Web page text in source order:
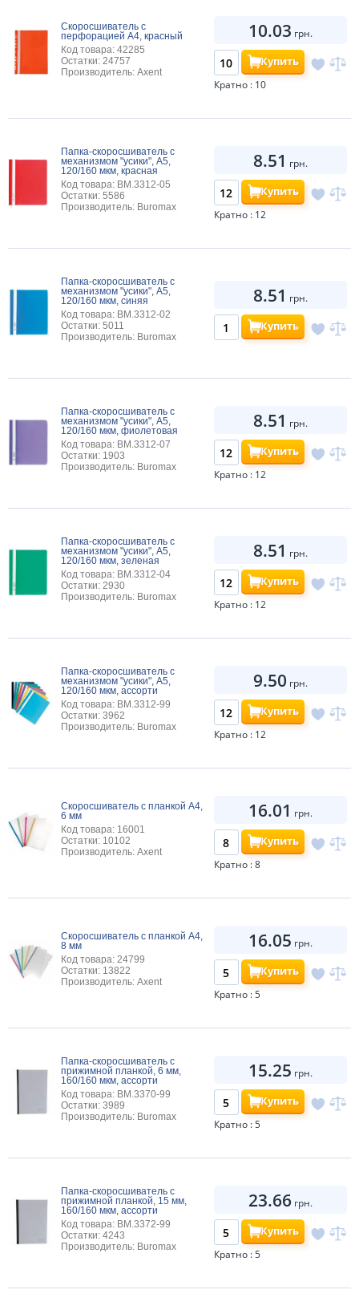
Скоросшиватель с
перфорацией А4, красный
Код товара: 42285
Остатки: 24757
Производитель: Axent
10.03 грн.
Купить
Кратно : 10
Папка-скоросшиватель с
механизмом "усики", А5,
120/160 мкм, красная
Код товара: BM.3312-05
Остатки: 5586
Производитель: Buromax
8.51 грн.
Купить
Кратно : 12
Папка-скоросшиватель с
механизмом "усики", А5,
120/160 мкм, синяя
Код товара: BM.3312-02
Остатки: 5011
Производитель: Buromax
8.51 грн.
Купить
Папка-скоросшиватель с
механизмом "усики", А5,
120/160 мкм, фиолетовая
Код товара: BM.3312-07
Остатки: 1903
Производитель: Buromax
8.51 грн.
Купить
Кратно : 12
Папка-скоросшиватель с
механизмом "усики", А5,
120/160 мкм, зеленая
Код товара: BM.3312-04
Остатки: 2930
Производитель: Buromax
8.51 грн.
Купить
Кратно : 12
Папка-скоросшиватель с
механизмом "усики", А5,
120/160 мкм, ассорти
Код товара: BM.3312-99
Остатки: 3962
Производитель: Buromax
9.50 грн.
Купить
Кратно : 12
Скоросшиватель с планкой А4,
6 мм
Код товара: 16001
Остатки: 10102
Производитель: Axent
16.01 грн.
Купить
Кратно : 8
Скоросшиватель с планкой А4,
8 мм
Код товара: 24799
Остатки: 13822
Производитель: Axent
16.05 грн.
Купить
Кратно : 5
Папка-скоросшиватель с
прижимной планкой, 6 мм,
160/160 мкм, ассорти
Код товара: BM.3370-99
Остатки: 3989
Производитель: Buromax
15.25 грн.
Купить
Кратно : 5
Папка-скоросшиватель с
прижимной планкой, 15 мм,
160/160 мкм, ассорти
Код товара: BM.3372-99
Остатки: 4243
Производитель: Buromax
23.66 грн.
Купить
Кратно : 5